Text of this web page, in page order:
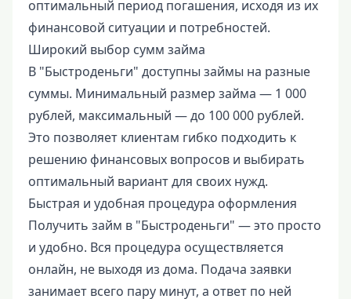
оптимальный период погашения, исходя из их
финансовой ситуации и потребностей.
Широкий выбор сумм займа
В "Быстроденьги" доступны займы на разные
суммы. Минимальный размер займа — 1 000
рублей, максимальный — до 100 000 рублей.
Это позволяет клиентам гибко подходить к
решению финансовых вопросов и выбирать
оптимальный вариант для своих нужд.
Быстрая и удобная процедура оформления
Получить займ в "Быстроденьги" — это просто
и удобно. Вся процедура осуществляется
онлайн, не выходя из дома. Подача заявки
занимает всего пару минут, а ответ по ней